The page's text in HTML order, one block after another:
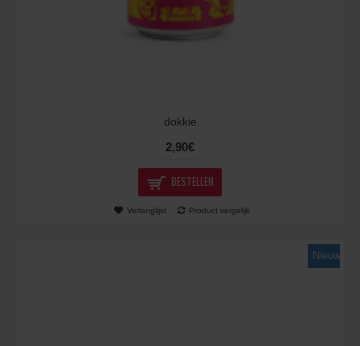
dokkie
2,90€
BESTELLEN
Verlanglijst Product vergelijk
Nieuw